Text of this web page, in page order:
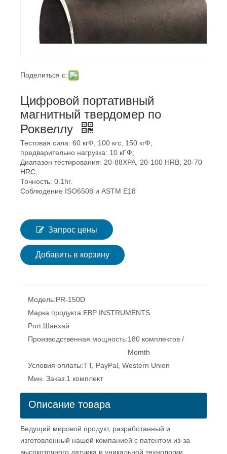
Поделиться с:
Цифровой портативный
магнитный твердомер по
Роквеллу
Тестовая сила: 60 ​​кгФ, 100 кгс, 150 кгФ,
предварительно нагрузка: 10 кГФ;
Диапазон тестирования: 20-88ХРА, 20-100 HRB, 20-70
HRC;
Точность: 0.1hr.
Соблюдение ISO6508 и ASTM E18
Запрос цены
Добавить в корзину
Модель:PR-150D
Марка продукта:EBP INSTRUMENTS
Port:Шанхай
Производственная мощность:180 комплектов /
Momth
Условия оплаты:TT, PayPal, Western Union
Мин. Заказ:1 комплект
Описание товара
Ведущий мировой продукт, разработанный и
изготовленный нашей компанией с патентом из-за
высокоточного датчика и уникальной технологии